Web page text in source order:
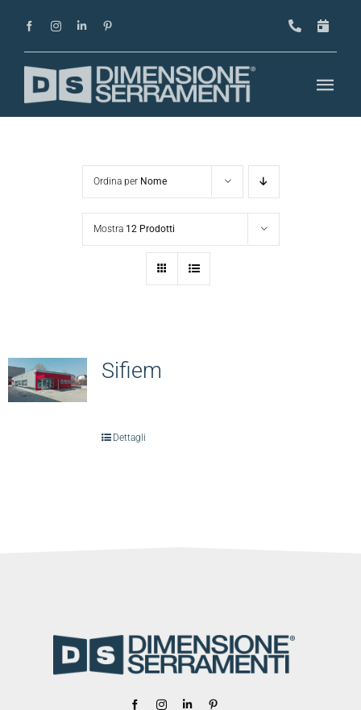
Showroom
Contattaci
Ordina per Nome
Mostra 12 Prodotti
Sifiem
Dettagli